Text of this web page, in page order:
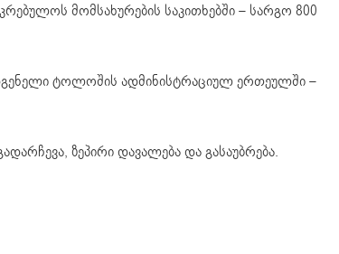
მომსახურების საკითხებში – სარგო 800
ტოლოშის ადმინისტრაციულ ერთეულში –
ზეპირი დავალება და გასაუბრება.